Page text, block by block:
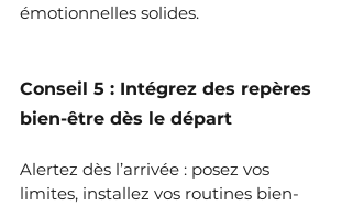
émotionnelles solides.
Conseil 5 : Intégrez des repères
bien-être dès le départ
Alertez dès l’arrivée : posez vos
limites, installez vos routines bien-